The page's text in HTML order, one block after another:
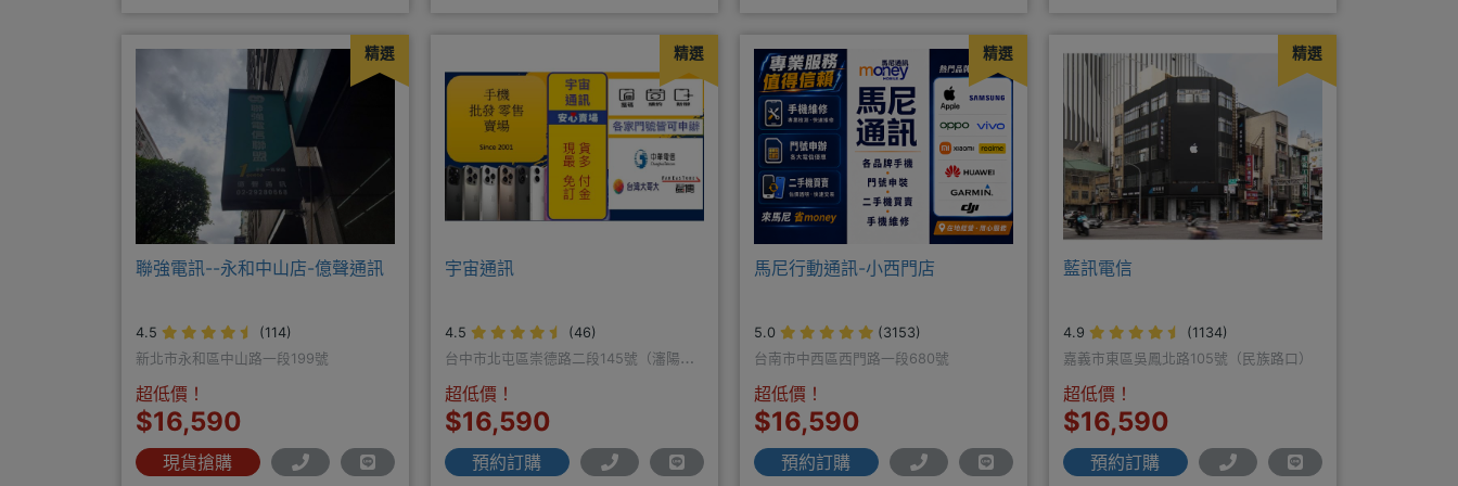
精選
聯強電訊--永和中山店-億聲通訊
4.5
(114)
新北市永和區中山路一段199號
超低價！
$16,590
現貨搶購
精選
宇宙通訊
4.5
(46)
台中市北屯區崇德路二段145號（瀋陽路
口）
超低價！
$16,590
預約訂購
精選
馬尼行動通訊-小西門店
5.0
(3153)
台南市中西區西門路一段680號
超低價！
$16,590
預約訂購
精選
藍訊電信
4.9
(1134)
嘉義市東區吳鳳北路105號（民族路口）
超低價！
$16,590
預約訂購